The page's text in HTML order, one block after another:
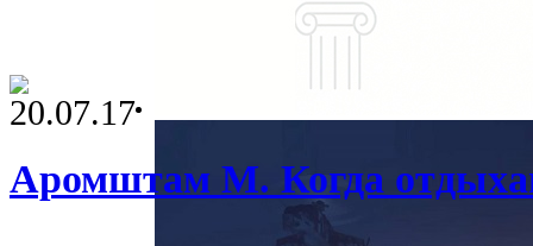
20.07.17
Аромштам М. Когда